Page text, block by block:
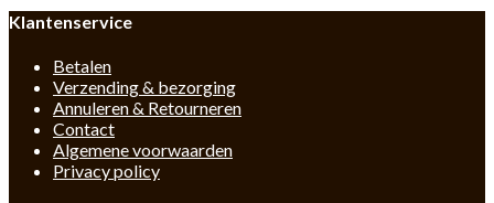
Klantenservice
Betalen
Verzending & bezorging
Annuleren & Retourneren
Contact
Algemene voorwaarden
Privacy policy